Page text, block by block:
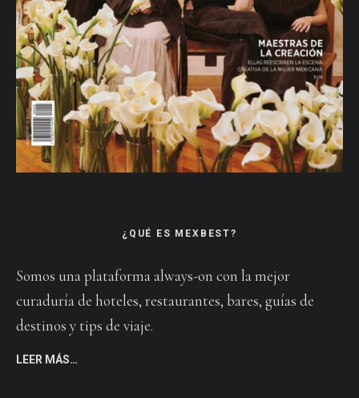
¿QUÉ ES MEXBEST?
Somos una plataforma always-on con la mejor
curaduría de hoteles, restaurantes, bares, guías de
destinos y tips de viaje.
LEER MÁS…